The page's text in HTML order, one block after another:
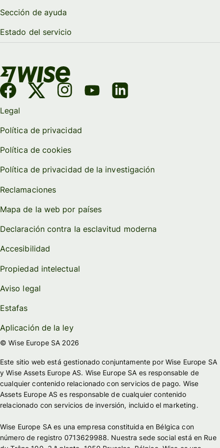
Sección de ayuda
Estado del servicio
Legal
Política de privacidad
Política de cookies
Política de privacidad de la investigación
Reclamaciones
Mapa de la web por países
Declaración contra la esclavitud moderna
Accesibilidad
Propiedad intelectual
Aviso legal
Estafas
Aplicación de la ley
© Wise Europe SA 2026
Este sitio web está gestionado conjuntamente por Wise Europe SA
y Wise Assets Europe AS. Wise Europe SA es responsable de
cualquier contenido relacionado con servicios de pago. Wise
Assets Europe AS es responsable de cualquier contenido
relacionado con servicios de inversión, incluido el marketing.
Wise Europe SA es una empresa constituida en Bélgica con
número de registro 0713629988. Nuestra sede social está en Rue